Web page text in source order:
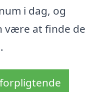
i dag, og
være at finde de